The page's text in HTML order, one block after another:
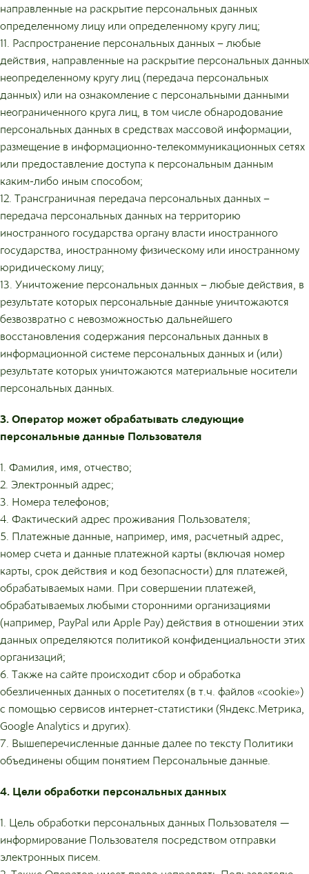
направленные на раскрытие персональных данных
определенному лицу или определенному кругу лиц;
11. Распространение персональных данных – любые
действия, направленные на раскрытие персональных данных
неопределенному кругу лиц (передача персональных
данных) или на ознакомление с персональными данными
неограниченного круга лиц, в том числе обнародование
персональных данных в средствах массовой информации,
размещение в информационно-телекоммуникационных сетях
или предоставление доступа к персональным данным
каким-либо иным способом;
12. Трансграничная передача персональных данных –
передача персональных данных на территорию
иностранного государства органу власти иностранного
государства, иностранному физическому или иностранному
юридическому лицу;
13. Уничтожение персональных данных – любые действия, в
результате которых персональные данные уничтожаются
безвозвратно с невозможностью дальнейшего
восстановления содержания персональных данных в
информационной системе персональных данных и (или)
результате которых уничтожаются материальные носители
персональных данных.
3. Оператор может обрабатывать следующие
персональные данные Пользователя
1. Фамилия, имя, отчество;
2. Электронный адрес;
3. Номера телефонов;
4. Фактический адрес проживания Пользователя;
5. Платежные данные, например, имя, расчетный адрес,
номер счета и данные платежной карты (включая номер
карты, срок действия и код безопасности) для платежей,
обрабатываемых нами. При совершении платежей,
обрабатываемых любыми сторонними организациями
(например, PayPal или Apple Pay) действия в отношении этих
данных определяются политикой конфиденциальности этих
организаций;
6. Также на сайте происходит сбор и обработка
обезличенных данных о посетителях (в т.ч. файлов «cookie»)
с помощью сервисов интернет-статистики (Яндекс.Метрика,
Google Analytics и других).
7. Вышеперечисленные данные далее по тексту Политики
объединены общим понятием Персональные данные.
4. Цели обработки персональных данных
1. Цель обработки персональных данных Пользователя —
информирование Пользователя посредством отправки
электронных писем.